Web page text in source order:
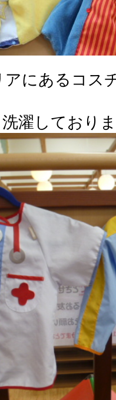
にあるコス
濯しており